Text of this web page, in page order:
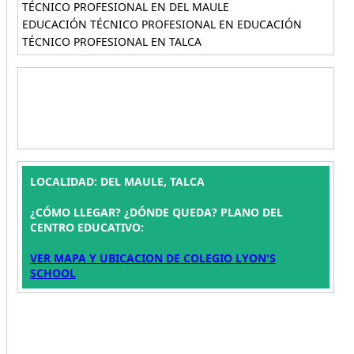
TÉCNICO PROFESIONAL EN DEL MAULE
EDUCACIÓN TÉCNICO PROFESIONAL EN EDUCACIÓN
TÉCNICO PROFESIONAL EN TALCA
LOCALIDAD: DEL MAULE, TALCA
¿CÓMO LLEGAR? ¿DÓNDE QUEDA? PLANO DEL
CENTRO EDUCATIVO:
VER MAPA Y UBICACION DE COLEGIO LYON'S
SCHOOL